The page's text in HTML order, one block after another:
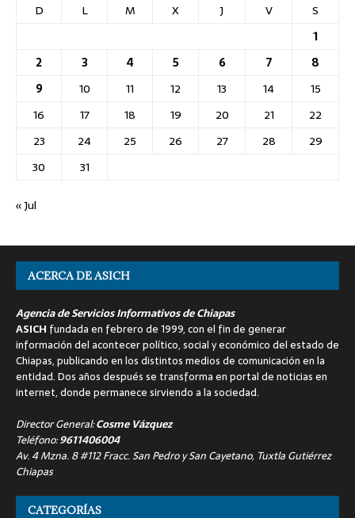
D
L M X J V
S
1
2
3 4 5 6 7
8
9
10 11 12 13 14
15
16
17 18 19 20 21
22
23
24 25 26 27 28
29
30
31
« Jul
ACERCA DE ASICH
Agencia de Servicios Informativos de Chiapas
ASICH fundada en febrero de 1999, con el fin de generar
información del acontecer político, social y económico del estado de
Chiapas, publicando en los distintos medios de comunicación en la
entidad. Dos años después se transforma en portal de noticias en
internet, donde permanece sirviendo a la sociedad.
Director General:Cosme Vázquez
Teléfono:9611406004
Av. 4 Mzna. 8 #112 Fracc. San Pedro y San Cayetano, Tuxtla Gutiérrez
Chiapas
CATEGORÍAS